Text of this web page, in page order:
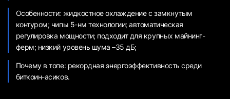
Особенности: жидкостное охлаждение с замкнутым
контуром; чипы 5-нм технологии; автоматическая
регулировка мощности; подходит для крупных майнинг-
ферм; низкий уровень шума –35 дБ;
Почему в топе: рекордная энергоэффективность среди
биткоин-асиков.